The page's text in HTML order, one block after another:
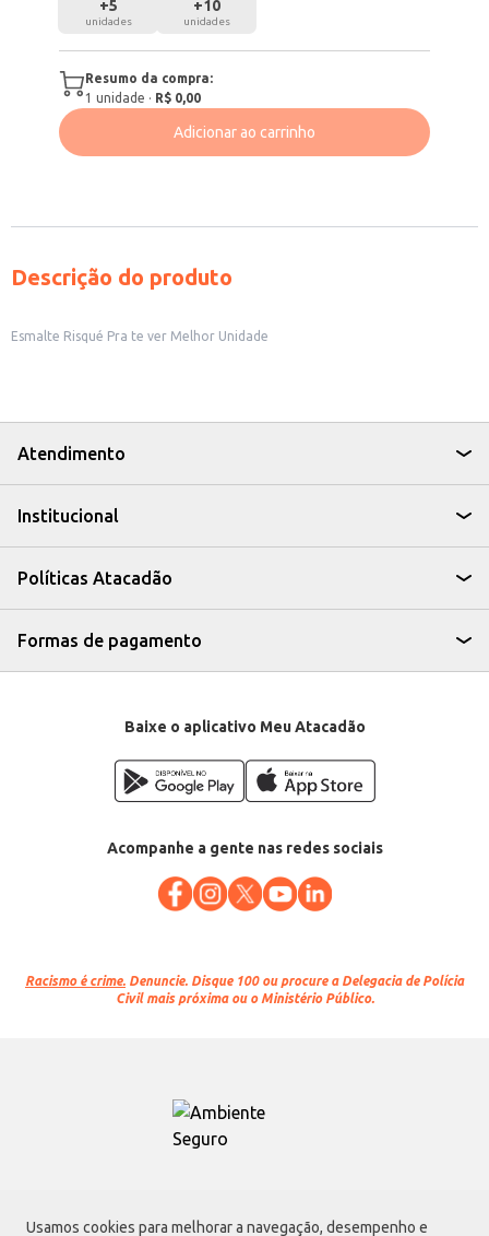
Usamos cookies para melhorar a navegação, desempenho e
+5
unidades
+10
unidades
Resumo da compra:
1 unidade · R$ 0,00
Adicionar ao carrinho
Descrição do produto
Esmalte Risqué Pra te ver Melhor Unidade
Atendimento
Institucional
Políticas Atacadão
Formas de pagamento
Baixe o aplicativo Meu Atacadão
Acompanhe a gente nas redes sociais
Racismo é crime. Denuncie. Disque 100 ou procure a Delegacia de Polícia
Civil mais próxima ou o Ministério Público.
Atacadão S.A.